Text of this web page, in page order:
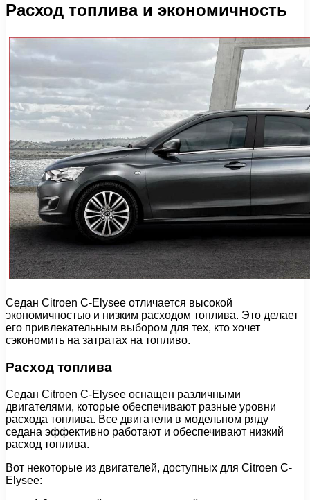
Расход топлива и экономичность
Седан Citroen C-Elysee отличается высокой
экономичностью и низким расходом топлива. Это делает
его привлекательным выбором для тех, кто хочет
сэкономить на затратах на топливо.
Расход топлива
Седан Citroen C-Elysee оснащен различными
двигателями, которые обеспечивают разные уровни
расхода топлива. Все двигатели в модельном ряду
седана эффективно работают и обеспечивают низкий
расход топлива.
Вот некоторые из двигателей, доступных для Citroen C-
Elysee: